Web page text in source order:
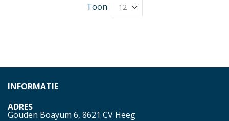
Toon
INFORMATIE
ADRES
Gouden Boayum 6, 8621 CV Heeg